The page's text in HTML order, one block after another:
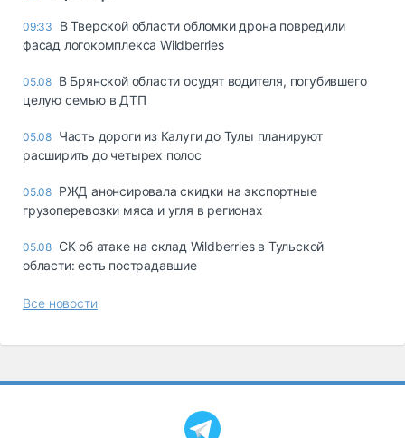
09:33
В Тверской области обломки дрона повредили
фасад логокомплекса Wildberries
05.08 В Брянской области осудят водителя, погубившего
целую семью в ДТП
05.08 Часть дороги из Калуги до Тулы планируют
расширить до четырех полос
05.08 РЖД анонсировала скидки на экспортные
грузоперевозки мяса и угля в регионах
05.08 СК об атаке на склад Wildberries в Тульской
области: есть пострадавшие
Все новости